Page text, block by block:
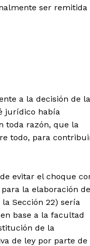
ser remitida
a la decisión de la
jurídico había
toda razón, que la
todo, para
evitar el choque
la elaboración de
Sección 22) sería
base a la facultad
de la
de ley por parte de